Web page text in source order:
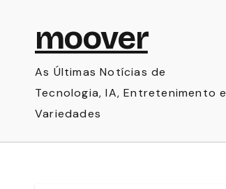
contentmoover
As Últimas Notícias de
Tecnologia, IA, Entretenimento e
Variedades